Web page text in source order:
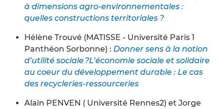
à dimensions agro-environnementales :
quelles constructions territoriales ?
Hélène Trouvé (MATISSE - Université Paris 1
Panthéon Sorbonne) : Donner sens à la notion
d’utilité sociale ?L’économie sociale et solidaire
au coeur du développement durable : Le cas
des recycleries-ressourceries
Alain PENVEN ( Université Rennes2) et Jorge